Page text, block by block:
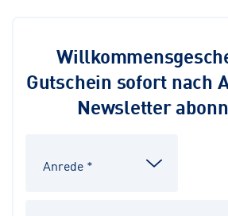
Gutschein sofort nach
Newsletter